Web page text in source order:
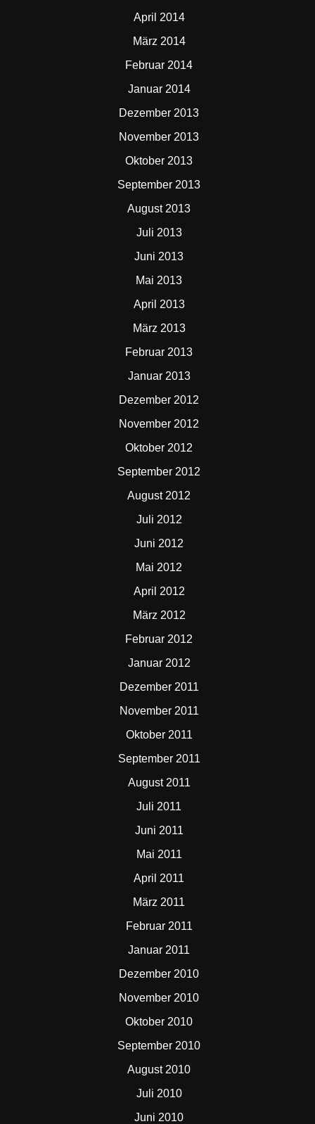
April 2014
März 2014
Februar 2014
Januar 2014
Dezember 2013
November 2013
Oktober 2013
September 2013
August 2013
Juli 2013
Juni 2013
Mai 2013
April 2013
März 2013
Februar 2013
Januar 2013
Dezember 2012
November 2012
Oktober 2012
September 2012
August 2012
Juli 2012
Juni 2012
Mai 2012
April 2012
März 2012
Februar 2012
Januar 2012
Dezember 2011
November 2011
Oktober 2011
September 2011
August 2011
Juli 2011
Juni 2011
Mai 2011
April 2011
März 2011
Februar 2011
Januar 2011
Dezember 2010
November 2010
Oktober 2010
September 2010
August 2010
Juli 2010
Juni 2010